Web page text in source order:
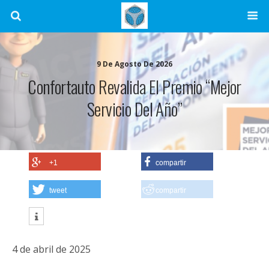
9 De Agosto De 2026
Confortauto Revalida El Premio “Mejor
Servicio Del Año”
+1 compartir
tweet compartir
4 de abril de 2025